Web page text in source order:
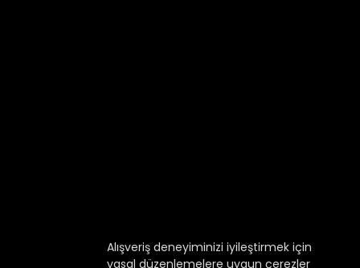
Alışveriş deneyiminizi iyileştirmek için
yasal düzenlemelere uygun çerezler